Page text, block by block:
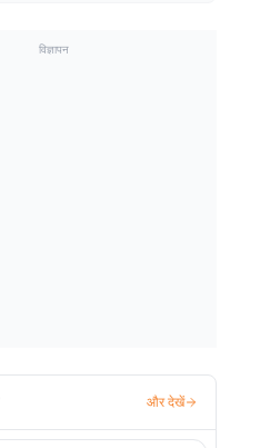
विज्ञापन
और देखें